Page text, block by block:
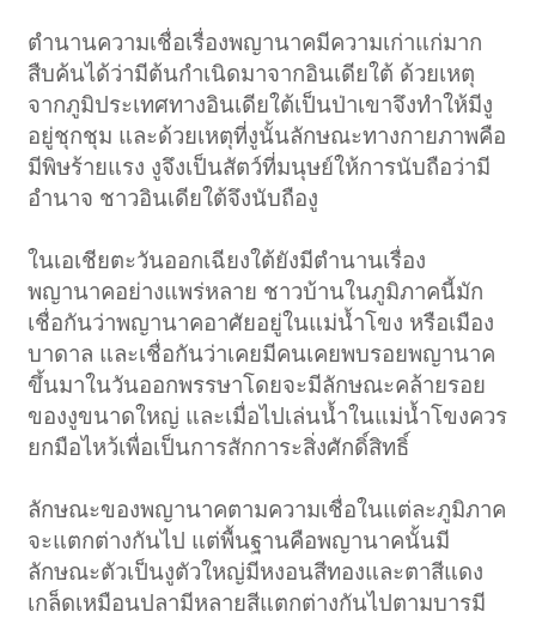
ตำนานความเชื่อเรื่องพญานาคมีความเก่าแก่มาก
สืบค้นได้ว่ามีต้นกำเนิดมาจากอินเดียใต้ ด้วยเหตุ
จากภูมิประเทศทางอินเดียใต้เป็นป่าเขาจึงทำให้มีงู
อยู่ชุกชุม และด้วยเหตุที่งูนั้นลักษณะทางกายภาพคือ
มีพิษร้ายแรง งูจึงเป็นสัตว์ที่มนุษย์ให้การนับถือว่ามี
อำนาจ ชาวอินเดียใต้จึงนับถืองู
ในเอเชียตะวันออกเฉียงใต้ยังมีตำนานเรื่อง
พญานาคอย่างแพร่หลาย ชาวบ้านในภูมิภาคนี้มัก
เชื่อกันว่าพญานาคอาศัยอยู่ในแม่น้ำโขง หรือเมือง
บาดาล และเชื่อกันว่าเคยมีคนเคยพบรอยพญานาค
ขึ้นมาในวันออกพรรษาโดยจะมีลักษณะคล้ายรอย
ของงูขนาดใหญ่ และเมื่อไปเล่นน้ำในแม่น้ำโขงควร
ยกมือไหว้เพื่อเป็นการสักการะสิ่งศักดิ์สิทธิ์
ลักษณะของพญานาคตามความเชื่อในแต่ละภูมิภาค
จะแตกต่างกันไป แต่พื้นฐานคือพญานาคนั้นมี
ลักษณะตัวเป็นงูตัวใหญ่มีหงอนสีทองและตาสีแดง
เกล็ดเหมือนปลามีหลายสีแตกต่างกันไปตามบารมี